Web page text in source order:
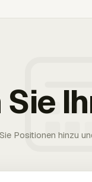
Positionen hinzu